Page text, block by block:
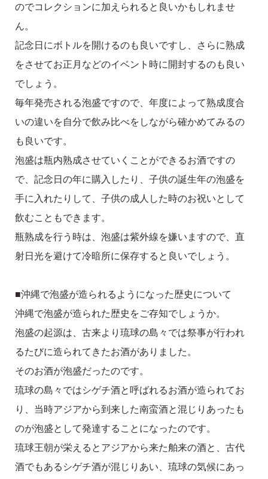
のでコレクションに加えられると良いかもしれませ
ん。
記念日にボトルを開けるのも良いですし、さらに熟成
をさせてお正月などのイベント時に開封するのも良い
でしょう。
毎年発売される泡盛ですので、年度によって熟成度合
いの違いを自分で飲み比べをしながら確かめてみるの
も良いです。
泡盛は瓶内熟成させていくことができるお酒ですの
で、記念日の年に購入したり、子供の誕生年の泡盛を
手に入れたりして、子供の成人した時のお祝いとして
飲むこともできます。
瓶熟成を行う時は、泡盛は紫外線を嫌いますので、直
射日光を避けて冷暗所に保存すると良いでしょう。
■沖縄で泡盛が造られるようになった歴史について
沖縄で泡盛が造られた歴史をご存知でしょうか。
泡盛の起源は、古来より琉球の島々では祭事が行われ
るたびに造られてきたお酒がありました。
そのお酒が泡盛だったのです。
琉球の島々ではシゲチ酒と呼ばれるお酒が造られてお
り、当時アジアから到来した南蛮酒と混じりあったも
のが泡盛として発達することになったのです。
琉球王朝が栄えるとアジアから来た舶来の酒と、古代
酒でもあるシゲチ酒が混じりあい、琉球の気候にあっ